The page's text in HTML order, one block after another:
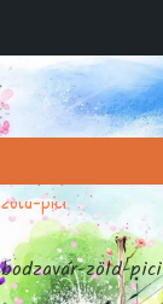
bodzavár-zöld-pici